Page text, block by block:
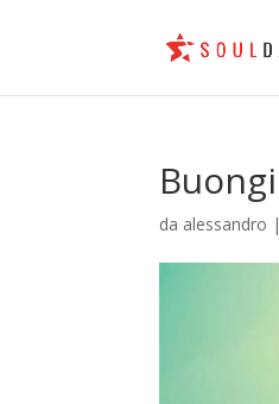
da alessandro